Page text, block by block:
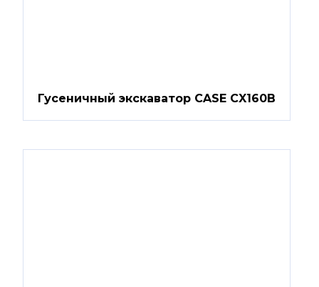
Гусеничный экскаватор CASE CX160B